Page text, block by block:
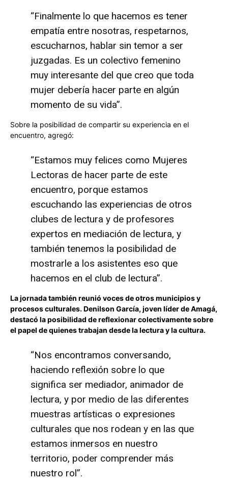
“Finalmente lo que hacemos es tener
empatía entre nosotras, respetarnos,
escucharnos, hablar sin temor a ser
juzgadas. Es un colectivo femenino
muy interesante del que creo que toda
mujer debería hacer parte en algún
momento de su vida”.
Sobre la posibilidad de compartir su experiencia en el
encuentro, agregó:
“Estamos muy felices como Mujeres
Lectoras de hacer parte de este
encuentro, porque estamos
escuchando las experiencias de otros
clubes de lectura y de profesores
expertos en mediación de lectura, y
también tenemos la posibilidad de
mostrarle a los asistentes eso que
hacemos en el club de lectura”.
La jornada también reunió voces de otros municipios y
procesos culturales. Denilson García, joven líder de Amagá,
destacó la posibilidad de reflexionar colectivamente sobre
el papel de quienes trabajan desde la lectura y la cultura.
“Nos encontramos conversando,
haciendo reflexión sobre lo que
significa ser mediador, animador de
lectura, y por medio de las diferentes
muestras artísticas o expresiones
culturales que nos rodean y en las que
estamos inmersos en nuestro
territorio, poder comprender más
nuestro rol”.